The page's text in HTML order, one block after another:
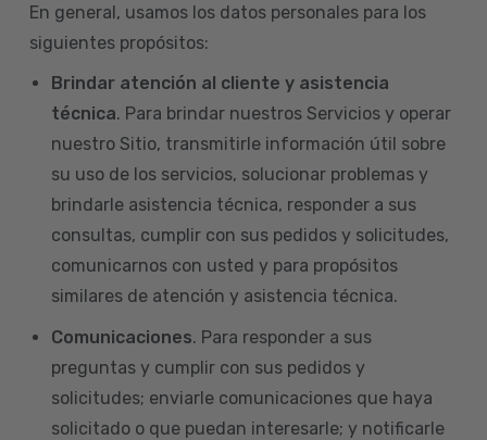
En general, usamos los datos personales para los
siguientes propósitos:
Brindar atención al cliente y asistencia
técnica. Para brindar nuestros Servicios y operar
nuestro Sitio, transmitirle información útil sobre
su uso de los servicios, solucionar problemas y
brindarle asistencia técnica, responder a sus
consultas, cumplir con sus pedidos y solicitudes,
comunicarnos con usted y para propósitos
similares de atención y asistencia técnica.
Comunicaciones. Para responder a sus
preguntas y cumplir con sus pedidos y
solicitudes; enviarle comunicaciones que haya
solicitado o que puedan interesarle; y notificarle